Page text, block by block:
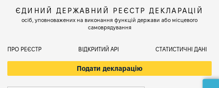
ЄДИНИЙ ДЕРЖАВНИЙ РЕЄСТР ДЕКЛАРАЦІЙ
осіб, уповноважених на виконання функцій держави або місцевого
самоврядування
ПРО РЕЄСТР ВІДКРИТИЙ АРІ СТАТИСТИЧНІ ДАНІ
Подати декларацію